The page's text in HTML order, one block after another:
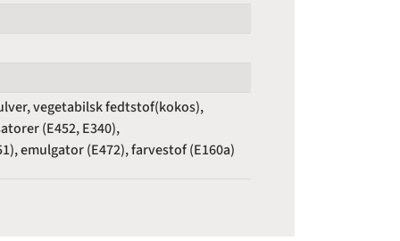
vegetabilsk fedtstof(kokos),
(E452, E340),
emulgator (E472), farvestof (E160a)